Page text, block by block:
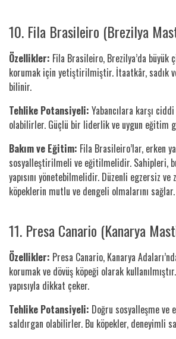
10. Fila Brasileiro (Brezilya
Özellikler: Fila Brasileiro, Brezilya’da büyük
korumak için yetiştirilmiştir. İtaatkâr, sadık
bilinir.
Tehlike Potansiyeli: Yabancılara karşı
olabilirler. Güçlü bir liderlik ve uygun eğitim
Bakım ve Eğitim: Fila Brasileiro’lar, erken
sosyalleştirilmeli ve eğitilmelidir. Sahipleri,
yapısını yönetebilmelidir. Düzenli egzersiz ve
köpeklerin mutlu ve dengeli olmalarını sağlar.
11. Presa Canario (Kanarya
Özellikler: Presa Canario, Kanarya
korumak ve dövüş köpeği olarak
yapısıyla dikkat çeker.
Tehlike Potansiyeli: Doğru sosyalleşme ve
saldırgan olabilirler. Bu köpekler, deneyimli